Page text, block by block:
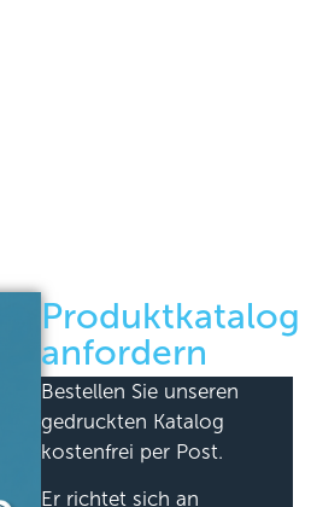
Produktkatalog
anfordern
Bestellen Sie unseren
gedruckten Katalog
kostenfrei per Post.
Er richtet sich an